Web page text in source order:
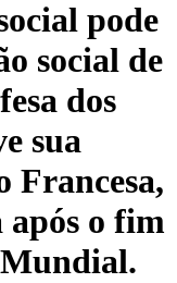
pode
social de
dos
sua
Francesa,
após o fim